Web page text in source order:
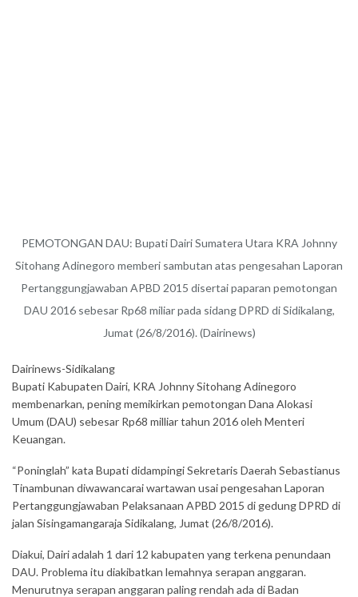
PEMOTONGAN DAU: Bupati Dairi Sumatera Utara KRA Johnny
Sitohang Adinegoro memberi sambutan atas pengesahan Laporan
Pertanggungjawaban APBD 2015 disertai paparan pemotongan
DAU 2016 sebesar Rp68 miliar pada sidang DPRD di Sidikalang,
Jumat (26/8/2016). (Dairinews)
Dairinews-Sidikalang
Bupati Kabupaten Dairi, KRA Johnny Sitohang Adinegoro
membenarkan, pening memikirkan pemotongan Dana Alokasi
Umum (DAU) sebesar Rp68 milliar tahun 2016 oleh Menteri
Keuangan.
“Poninglah” kata Bupati didampingi Sekretaris Daerah Sebastianus
Tinambunan diwawancarai wartawan usai pengesahan Laporan
Pertanggungjawaban Pelaksanaan APBD 2015 di gedung DPRD di
jalan Sisingamangaraja Sidikalang, Jumat (26/8/2016).
Diakui, Dairi adalah 1 dari 12 kabupaten yang terkena penundaan
DAU. Problema itu diakibatkan lemahnya serapan anggaran.
Menurutnya serapan anggaran paling rendah ada di Badan